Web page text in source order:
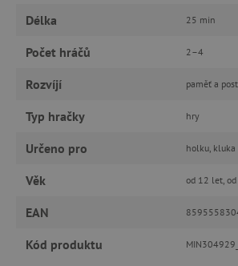
Délka 25 min
Počet hráčů 2–4
Rozvíjí paměť a
Typ hračky hry
Určeno pro holku, kluka
Věk od 12 let,
EAN
Kód produktu
základní funkce webových stránek,
__cf_bm